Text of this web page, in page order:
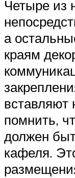
Четыре из
а
краям
вставляют
помнить,
должен
кафеля.